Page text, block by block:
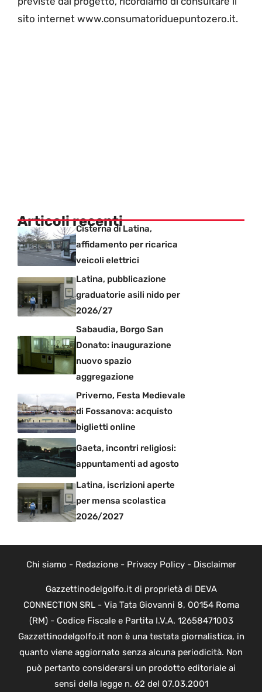
sito internet www.consumatoriduepuntozero.it.
Articoli recenti
Cisterna di Latina,
affidamento per ricarica
veicoli elettrici
Latina, pubblicazione
graduatorie asili nido per
2026/27
Sabaudia, Borgo San
Donato: inaugurazione
nuovo spazio
aggregazione
Priverno, Festa Medievale
di Fossanova: acquisto
biglietti online
Gaeta, incontri religiosi:
appuntamenti ad agosto
Latina, iscrizioni aperte
per mensa scolastica
2026/2027
Chi siamo - Redazione- Privacy Policy- Disclaimer
Gazzettinodelgolfo.it di proprietà di DEVA
CONNECTION SRL - Via Tata Giovanni 8, 00154 Roma
(RM) - Codice Fiscale e Partita I.V.A. 12658471003
Gazzettinodelgolfo.it non è una testata giornalistica, in
quanto viene aggiornato senza alcuna periodicità. Non
può pertanto considerarsi un prodotto editoriale ai
sensi della legge n. 62 del 07.03.2001